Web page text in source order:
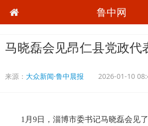
鲁中网
马晓磊会见昂仁县党政代
来源： 大众新闻·鲁中晨报 2026-01-10
1月9日，淄博市委书记马晓磊会见了